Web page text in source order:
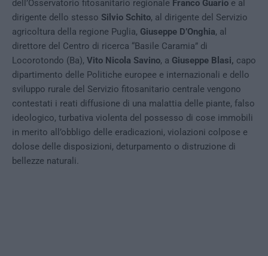
dell’Osservatorio fitosanitario regionale Franco Guario e al
dirigente dello stesso Silvio Schito, al dirigente del Servizio
agricoltura della regione Puglia, Giuseppe D’Onghia, al
direttore del Centro di ricerca “Basile Caramia” di
Locorotondo (Ba), Vito Nicola Savino, a Giuseppe Blasi, capo
dipartimento delle Politiche europee e internazionali e dello
sviluppo rurale del Servizio fitosanitario centrale vengono
contestati i reati diffusione di una malattia delle piante, falso
ideologico, turbativa violenta del possesso di cose immobili
in merito all’obbligo delle eradicazioni, violazioni colpose e
dolose delle disposizioni, deturpamento o distruzione di
bellezze naturali.